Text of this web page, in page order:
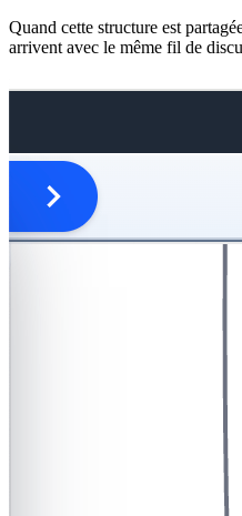
Quand cette structure est
arrivent avec le même fil de